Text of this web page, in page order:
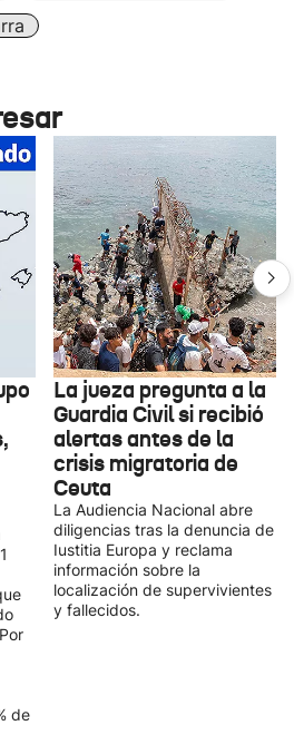
de
La jueza pregunta a la
Guardia Civil si recibió
alertas antes de la
crisis migratoria de
Ceuta
La Audiencia Nacional abre
diligencias tras la denuncia de
Iustitia Europa y reclama
información sobre la
localización de supervivientes
y fallecidos.